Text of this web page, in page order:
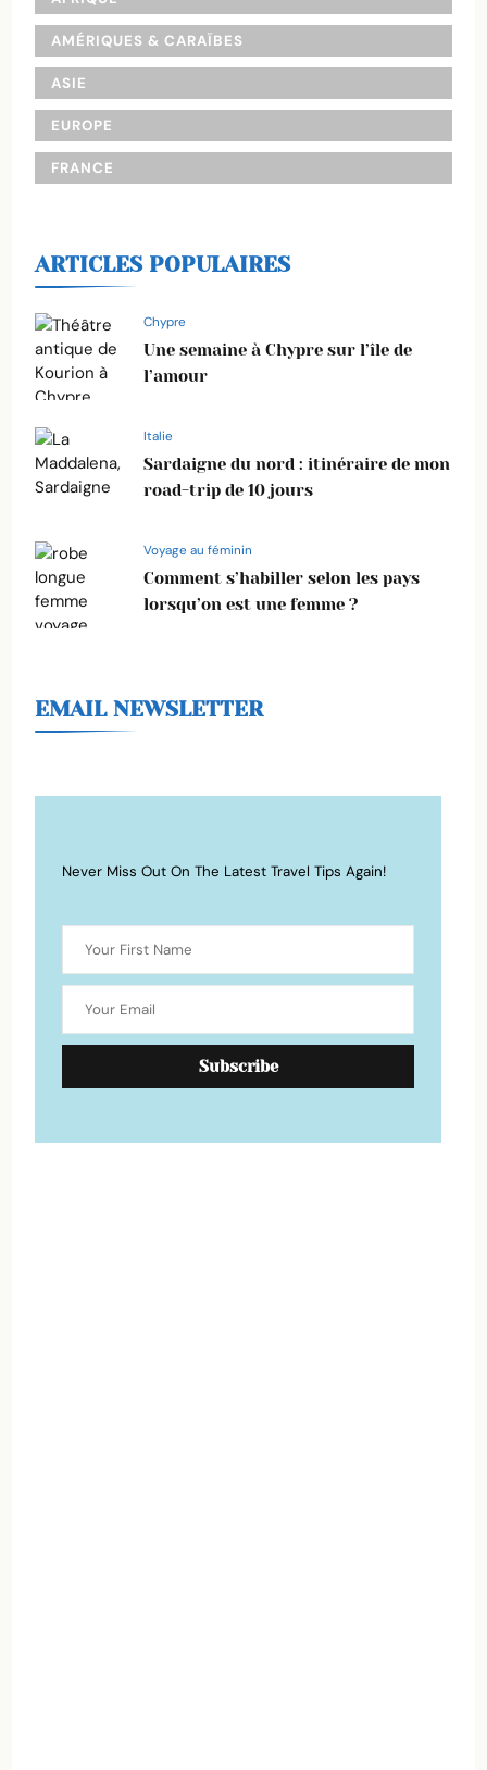
AMÉRIQUES & CARAÏBES
ASIE
EUROPE
FRANCE
ARTICLES POPULAIRES
Chypre
Une semaine à Chypre sur l’île de
l’amour
Italie
Sardaigne du nord : itinéraire de mon
road-trip de 10 jours
Voyage au féminin
Comment s’habiller selon les pays
lorsqu’on est une femme ?
EMAIL NEWSLETTER
Never Miss Out On The Latest Travel Tips Again!